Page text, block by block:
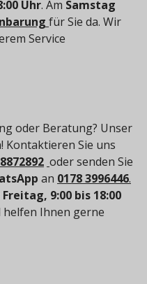
Uhr. Am Samstag
für Sie da. Wir
Service
oder Beratung? Unser
Kontaktieren Sie uns
oder senden Sie
an 0178 3996446.
9:00 bis 18:00
Ihnen gerne